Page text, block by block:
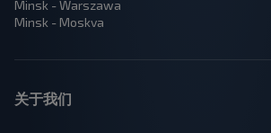
Minsk - Warszawa
Minsk - Moskva
关于我们